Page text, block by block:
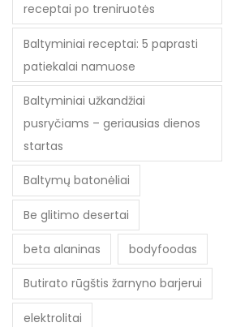
receptai po treniruotės
Baltyminiai receptai: 5 paprasti
patiekalai namuose
Baltyminiai užkandžiai
pusryčiams – geriausias dienos
startas
Baltymų batonėliai
Be glitimo desertai
beta alaninas bodyfoodas
Butirato rūgštis žarnyno barjerui
elektrolitai